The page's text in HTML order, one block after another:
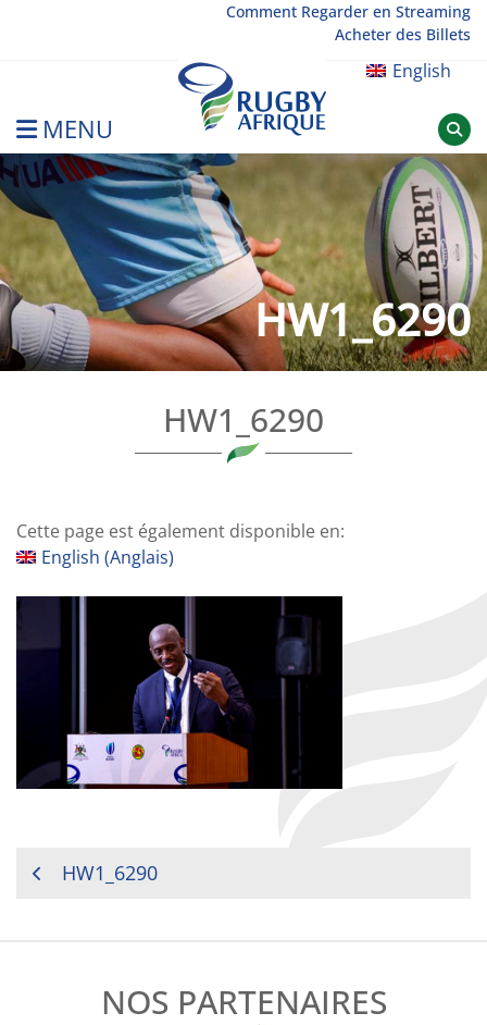
Comment Regarder en Streaming
Acheter des Billets
English
MENU
Rugby Afrique
HW1_6290
HW1_6290
Cette page est également disponible en:
English (Anglais)
NAVIGATION
HW1_6290
NOS PARTENAIRES